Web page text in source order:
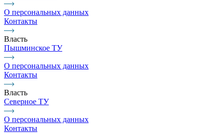
О персональных данных
Контакты
Власть
Пышминское ТУ
О персональных данных
Контакты
Власть
Северное ТУ
О персональных данных
Контакты